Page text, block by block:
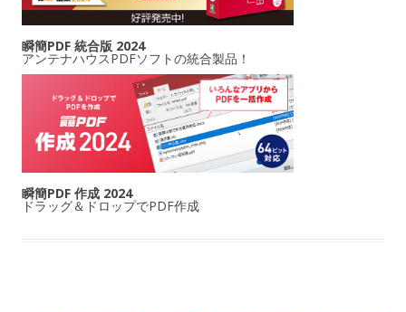
瞬簡PDF 統合版 2024
アンテナハウスPDFソフトの統合製品！
瞬簡PDF 作成 2024
ドラッグ＆ドロップでPDF作成